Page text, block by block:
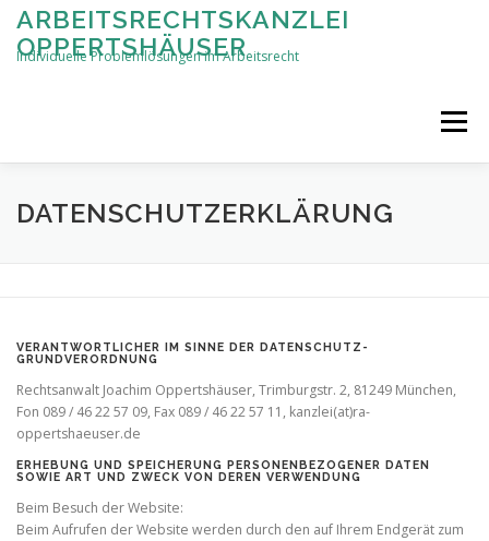
Zum
Inhalt
springen
ARBEITSRECHTSKANZLEI
OPPERTSHÄUSER
Individuelle Problemlösungen im Arbeitsrecht
Menü
STARTSEITE ANWALTLICHE LEISTUNGEN
DATENSCHUTZERKLÄRUNG
VERANTWORTLICHER IM SINNE DER DATENSCHUTZ-
GRUNDVERORDNUNG
Rechtsanwalt Joachim Oppertshäuser, Trimburgstr. 2, 81249 München,
Fon 089 / 46 22 57 09, Fax 089 / 46 22 57 11, kanzlei(at)ra-
oppertshaeuser.de
ERHEBUNG UND SPEICHERUNG PERSONENBEZOGENER DATEN
SOWIE ART UND ZWECK VON DEREN VERWENDUNG
Beim Besuch der Website:
Beim Aufrufen der Website werden durch den auf Ihrem Endgerät zum